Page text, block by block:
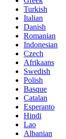
Turkish
Italian
Danish
Romanian
Indonesian
Czech
Afrikaans
Swedish
Polish
Basque
Catalan
Esperanto
Hindi
Lao
Albanian